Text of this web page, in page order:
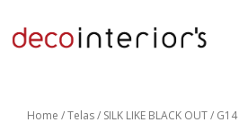
Home /Telas/ SILK LIKE BLACK OUT / G14